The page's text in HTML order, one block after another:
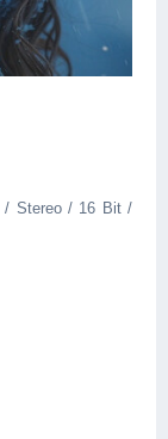
/ Stereo / 16 Bit /